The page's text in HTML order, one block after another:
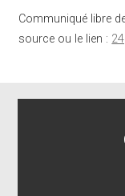
Communiqué libre
source ou le lien :